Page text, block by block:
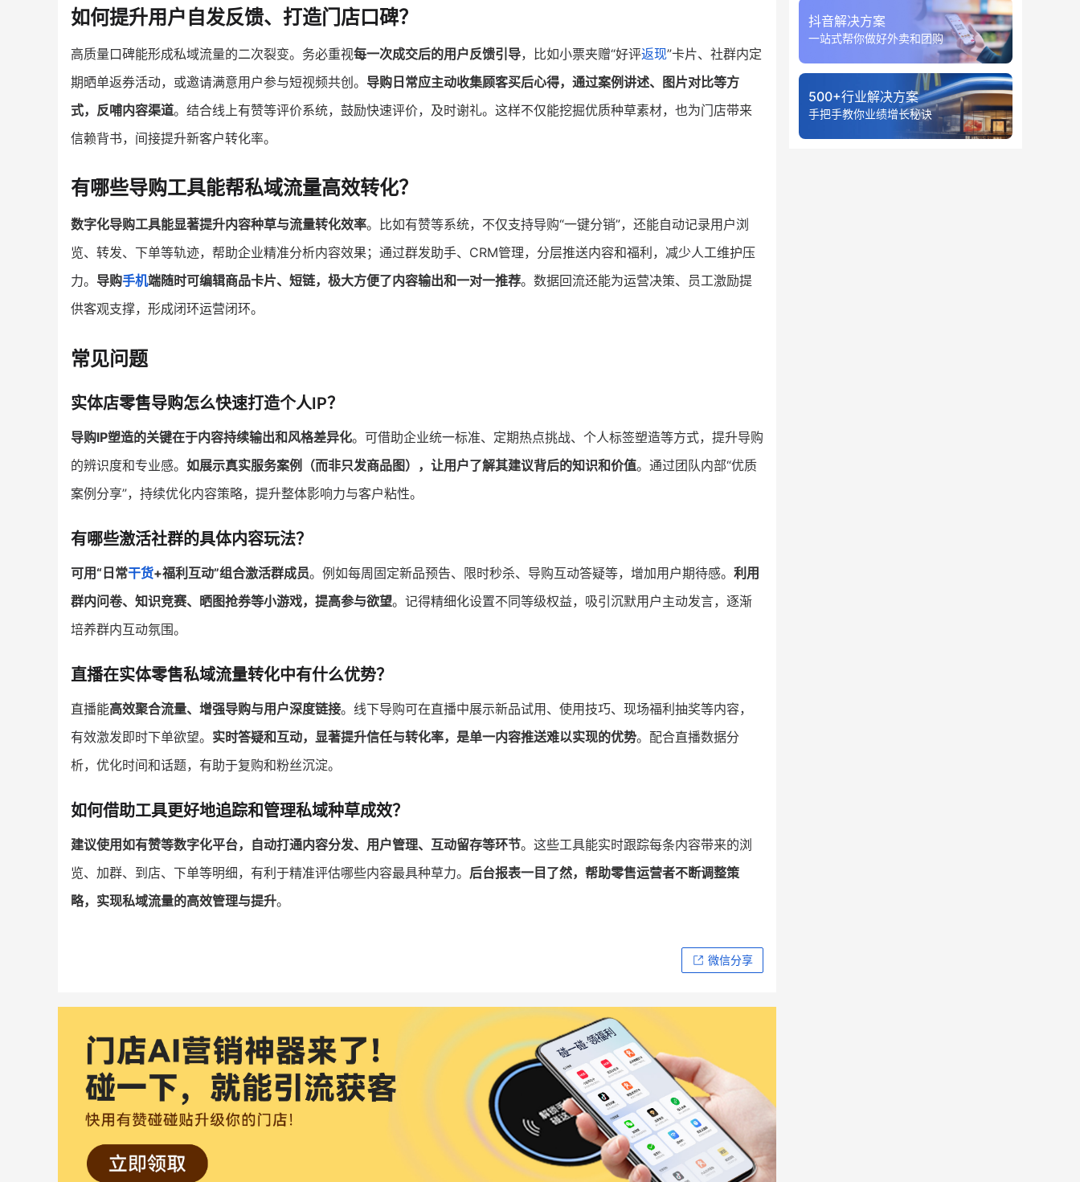
如何提升用户自发反馈、打造门店口碑？
高质量口碑能形成私域流量的二次裂变。务必重视每一次成交后的用户反馈引导，比如小票夹赠“好评返现”卡片、社群内定
期晒单返券活动，或邀请满意用户参与短视频共创。 导购日常应主动收集顾客买后心得，通过案例讲述、图片对比等方
式，反哺内容渠道。结合线上有赞等评价系统，鼓励快速评价，及时谢礼。这样不仅能挖掘优质种草素材，也为门店带来
信赖背书，间接提升新客户转化率。
有哪些导购工具能帮私域流量高效转化？
数字化导购工具能显著提升内容种草与流量转化效率。比如有赞等系统，不仅支持导购“一键分销”，还能自动记录用户浏
览、转发、下单等轨迹，帮助企业精准分析内容效果；通过群发助手、CRM管理，分层推送内容和福利，减少人工维护压
力。 导购手机端随时可编辑商品卡片、短链，极大方便了内容输出和一对一推荐。数据回流还能为运营决策、员工激励提
供客观支撑，形成闭环运营闭环。
常见问题
实体店零售导购怎么快速打造个人IP？
导购IP塑造的关键在于内容持续输出和风格差异化。可借助企业统一标准、定期热点挑战、个人标签塑造等方式，提升导购
的辨识度和专业感。 如展示真实服务案例（而非只发商品图），让用户了解其建议背后的知识和价值。通过团队内部“优质
案例分享”，持续优化内容策略，提升整体影响力与客户粘性。
有哪些激活社群的具体内容玩法？
可用“日常干货+福利互动”组合激活群成员。例如每周固定新品预告、限时秒杀、导购互动答疑等，增加用户期待感。 利用
群内问卷、知识竞赛、晒图抢券等小游戏，提高参与欲望。记得精细化设置不同等级权益，吸引沉默用户主动发言，逐渐
培养群内互动氛围。
直播在实体零售私域流量转化中有什么优势？
直播能高效聚合流量、增强导购与用户深度链接。线下导购可在直播中展示新品试用、使用技巧、现场福利抽奖等内容，
有效激发即时下单欲望。 实时答疑和互动，显著提升信任与转化率，是单一内容推送难以实现的优势。配合直播数据分
析，优化时间和话题，有助于复购和粉丝沉淀。
如何借助工具更好地追踪和管理私域种草成效？
建议使用如有赞等数字化平台，自动打通内容分发、用户管理、互动留存等环节。这些工具能实时跟踪每条内容带来的浏
览、加群、到店、下单等明细，有利于精准评估哪些内容最具种草力。 后台报表一目了然，帮助零售运营者不断调整策
略，实现私域流量的高效管理与提升。
微信分享
抖音解决方案
一站式帮你做好外卖和团购
500+行业解决方案
手把手教你业绩增长秘诀